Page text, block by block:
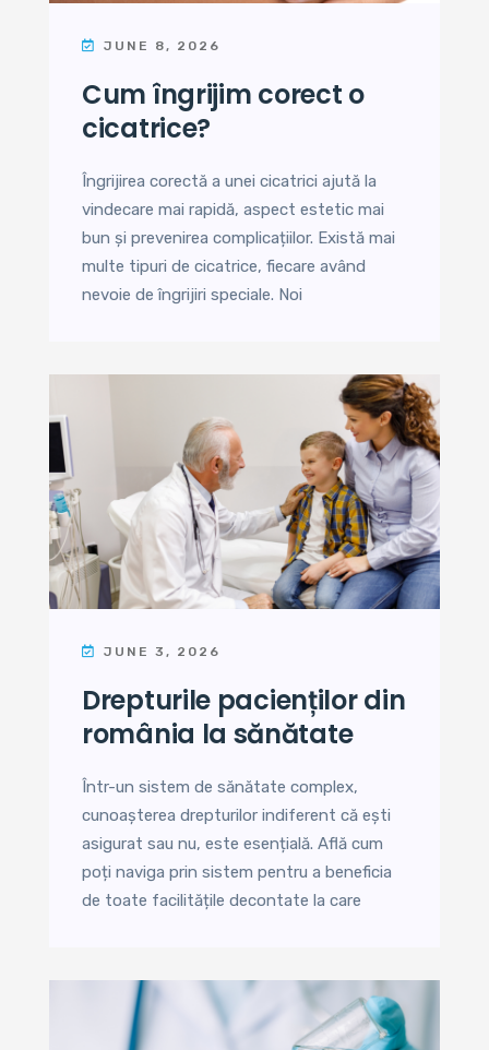
JUNE 8, 2026
cum îngrijim corect o
cicatrice?
Îngrijirea corectă a unei cicatrici ajută la
vindecare mai rapidă, aspect estetic mai
bun și prevenirea complicațiilor. Există mai
multe tipuri de cicatrice, fiecare având
nevoie de îngrijiri speciale. Noi
JUNE 3, 2026
drepturile pacienților din
românia la sănătate
Într-un sistem de sănătate complex,
cunoașterea drepturilor indiferent că ești
asigurat sau nu, este esențială. Află cum
poți naviga prin sistem pentru a beneficia
de toate facilitățile decontate la care